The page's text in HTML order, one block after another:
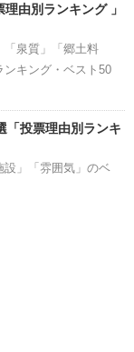
由別ランキング 」
「泉質」「郷土料
キング・ベスト50
「投票理由別ランキ
設」「雰囲気」のベ